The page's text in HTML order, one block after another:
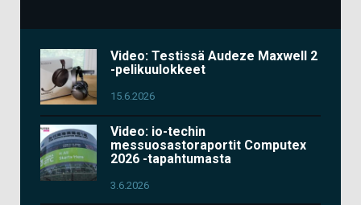
Video: Testissä Audeze Maxwell 2
-pelikuulokkeet
15.6.2026
Video: io-techin
messuosastoraportit Computex
2026 -tapahtumasta
3.6.2026